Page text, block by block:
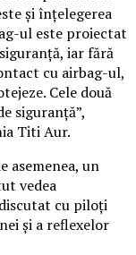
și înțelegerea
ul este proiectat
iar fără
cu airbag-ul,
Cele două
siguranță”,
Titi Aur.
asemenea, un
vedea
cu piloți
și a reflexelor